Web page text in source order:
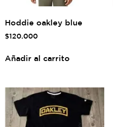
Hoddie oakley blue
$120.000
Añadir al carrito